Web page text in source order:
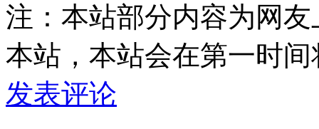
注：本站部分内容为网
本站，本站会在第一时
发表评论